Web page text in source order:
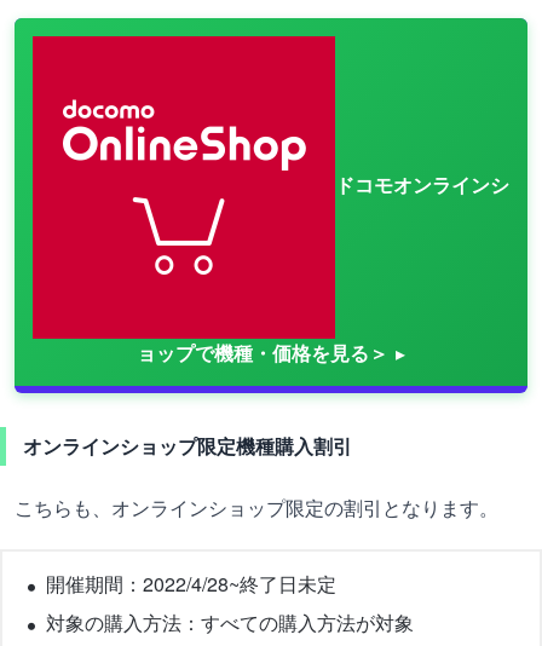
ドコモオンラインシ
ョップで機種・価格を見る＞
オンラインショップ限定機種購入割引
こちらも、オンラインショップ限定の割引となります。
開催期間：2022/4/28~終了日未定
対象の購入方法：すべての購入方法が対象